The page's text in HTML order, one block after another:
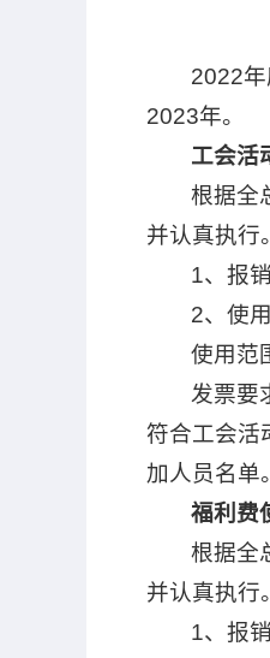
2022
2023年。
工会活
根据全
并认真执行。
1、报
2、使
使用范
发票要
符合工会活
加人员名单。
福利费
根据全
并认真执行
1、报